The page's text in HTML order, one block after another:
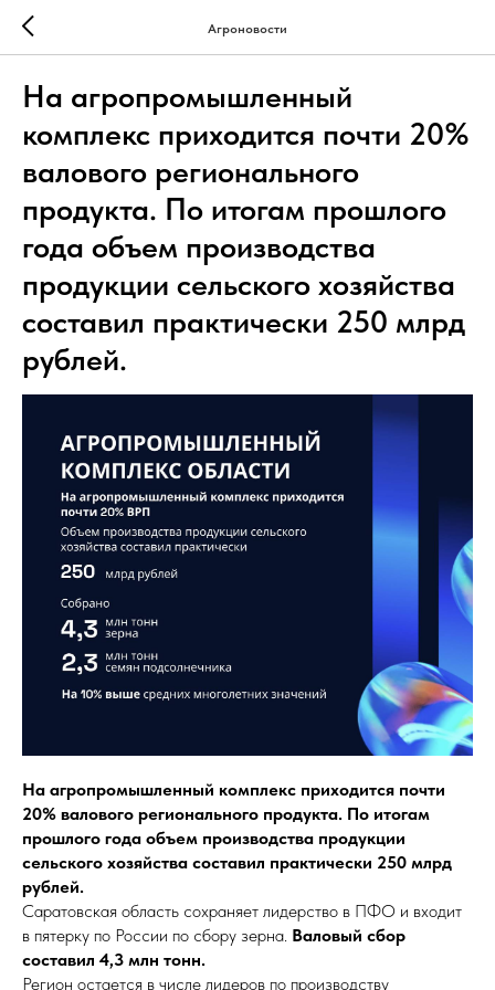
Агроновости
На агропромышленный
комплекс приходится почти 20%
валового регионального
продукта. По итогам прошлого
года объем производства
продукции сельского хозяйства
составил практически 250 млрд
рублей.
На агропромышленный комплекс приходится почти
20% валового регионального продукта. По итогам
прошлого года объем производства продукции
сельского хозяйства составил практически 250 млрд
рублей.
Саратовская область сохраняет лидерство в ПФО и входит
в пятерку по России по сбору зерна. Валовый сбор
составил 4,3 млн тонн.
Регион остается в числе лидеров по производству